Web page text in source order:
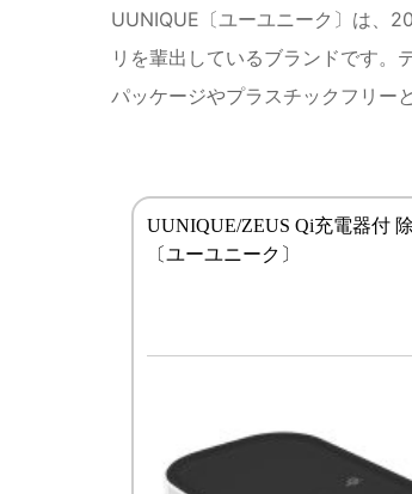
UUNIQUE〔ユーユニーク〕は、
リを輩出しているブランドです。
パッケージやプラスチックフリー
UUNIQUE/ZEUS Qi充電器付
〔ユーユニーク〕